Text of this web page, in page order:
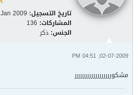
تاريخ التسجيل: Jan 2009
المشاركات: 136
الجنس: ذكر
02-07-2009, 04:51 PM
مشكورررررررررررررررررر